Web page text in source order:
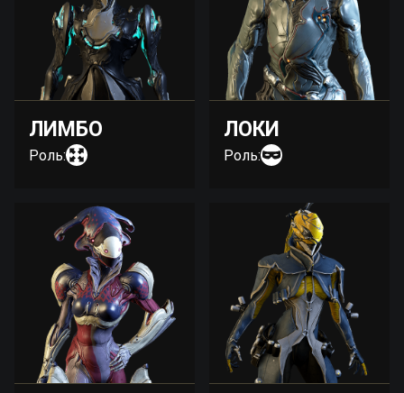
ЛИМБО
Роль:
ЛОКИ
Роль: